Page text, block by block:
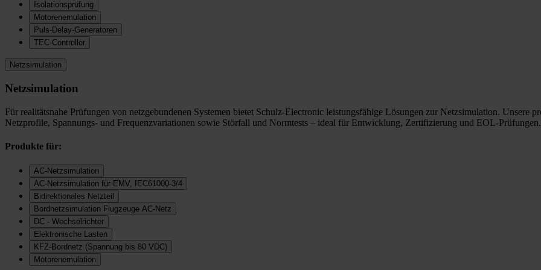
Isolationsprüfung
Motorenemulation
Puls-Delay-Generatoren
TEC-Controller
Netzsimulation
Netzsimulation
Für realitätsnahe Prüfungen von netzgebundenen Systemen bietet Schulz-Electronic leistungsfähige Lösungen zur Netzsimulation. Unsere
Netzprofile, Spannungs- und Frequenzvariationen sowie Störfall und Normtests – ideal für Entwicklung, Zertifizierung und EOL-
Produkte für:
AC-Netzsimulation
AC-Netzsimulation für EMV, IEC61000-3/4
Bidirektionales Netzteil
Bordnetzsimulation Flugzeuge AC-Netz
DC - Wechselrichter
Elektronische Lasten
KFZ-Bordnetz (Spannung bis 80 VDC)
Motorenemulation